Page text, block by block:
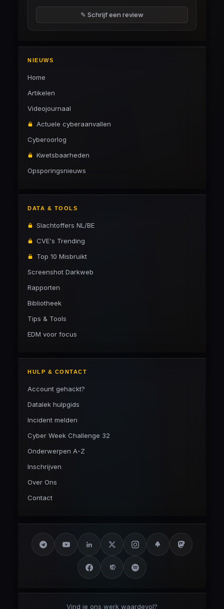
✎ Schrijf een review
NIEUWS
Home
Artikelen
Videojournaal
Actuele cyberaanvallen
Cyberoorlog
Kwetsbaarheden
Opsporingsnieuws
DATA & TOOLS
Slachtoffers NL/BE
CVE's Trending
Top 10 Misbruikt
Screenshot Darkweb
Rapporten
Bibliotheek
Tips & Tools
EDM voor focus
HULP & CONTACT
Account gehackt?
Datalek hulpgids
Incident melden
Cyber Week Challenge 32
Onderwerpen A-Z
Inschrijven
Over Ons
Contact
Vind je ons werk waardevol?